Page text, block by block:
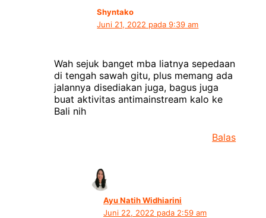
Shyntako
Juni 21, 2022 pada 9:39 am
Wah sejuk banget mba liatnya sepedaan
di tengah sawah gitu, plus memang ada
jalannya disediakan juga, bagus juga
buat aktivitas antimainstream kalo ke
Bali nih
Balas
Ayu Natih Widhiarini
Juni 22, 2022 pada 2:59 am